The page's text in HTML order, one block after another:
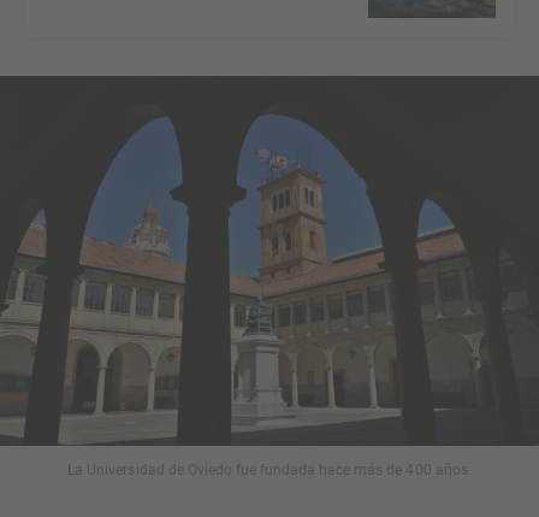
La Universidad de Oviedo fue fundada hace más de 400 años.